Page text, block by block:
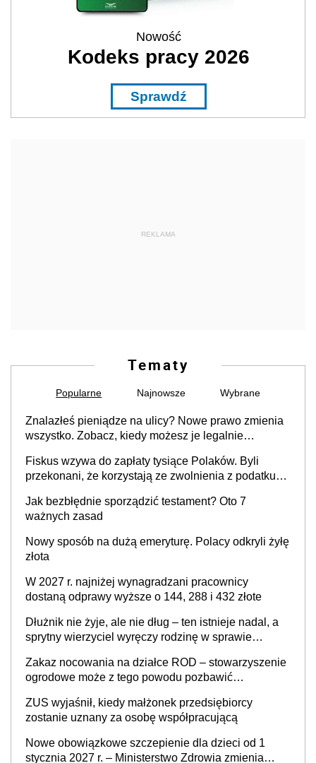
Nowość
Kodeks pracy 2026
Sprawdź
REKLAMA
Tematy
Popularne Najnowsze Wybrane
Znalazłeś pieniądze na ulicy? Nowe prawo zmienia
wszystko. Zobacz, kiedy możesz je legalnie
Fiskus wzywa do zapłaty tysiące Polaków. Byli
przekonani, że korzystają ze zwolnienia z podatku
Jak bezbłędnie sporządzić testament? Oto 7
ważnych zasad
Nowy sposób na dużą emeryturę. Polacy odkryli żyłę
złota
W 2027 r. najniżej wynagradzani pracownicy
dostaną odprawy wyższe o 144, 288 i 432 złote
Dłużnik nie żyje, ale nie dług – ten istnieje nadal, a
sprytny wierzyciel wyręczy rodzinę w sprawie
Zakaz nocowania na działce ROD – stowarzyszenie
ogrodowe może z tego powodu pozbawić
dzierżawę)?
ZUS wyjaśnił, kiedy małżonek przedsiębiorcy
zostanie uznany za osobę współpracującą
Nowe obowiązkowe szczepienie dla dzieci od 1
stycznia 2027 r. – Ministerstwo Zdrowia zmienia